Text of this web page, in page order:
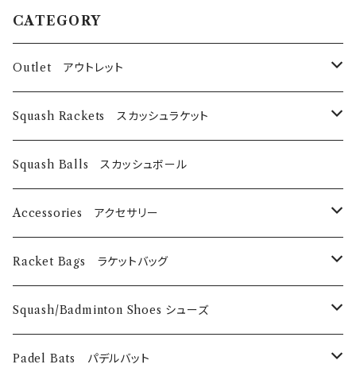
CATEGORY
Outlet アウトレット
スカッシュラケット
EyeRackets
DUNLOP
パデルバット
レディースウェア
EyeRackets
メンズウェア
EyeRackets
Squash Rackets スカッシュラケット
EyeRackets
Harrow
DUNLOP
Technifibre
Unsquashable
Squash Balls スカッシュボール
Accessories アクセサリー
Eye Wears
EyeRackets
Harrow
Grips
Strings
Racket Bags ラケットバッグ
​Harrow
EyeRackets
Squash/Badminton Shoes シューズ
EyeRackets
Padel Bats パデルバット